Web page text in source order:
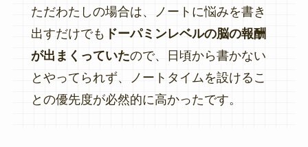
ただわたしの場合は、ノートに悩みを書き
出すだけでも ドーパミンレベルの脳の報酬
が出まくっていたので、日頃から書かない
とやってられず、ノートタイムを設けるこ
との優先度が必然的に高かったです。